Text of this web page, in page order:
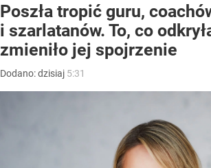
Poszła tropić guru,
i szarlatanów. To, co
zmieniło jej spojrzenie
Dodano:dzisiaj 5:31